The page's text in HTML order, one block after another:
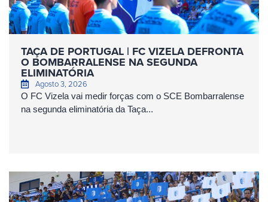
TAÇA DE PORTUGAL | FC VIZELA DEFRONTA
O BOMBARRALENSE NA SEGUNDA
ELIMINATÓRIA
Agosto 3, 2026
O FC Vizela vai medir forças com o SCE Bombarralense
na segunda eliminatória da Taça...